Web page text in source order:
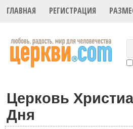
ГЛАВНАЯ РЕГИСТРАЦИЯ
Церковь
Дня